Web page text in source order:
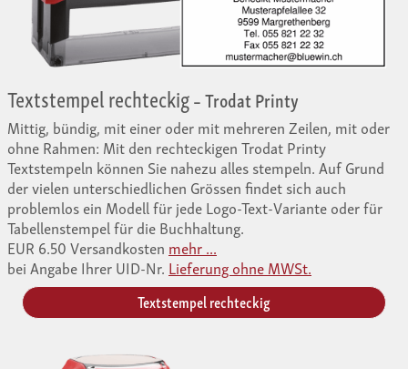
Textstempel rechteckig– Trodat Printy
Mittig, bündig, mit einer oder mit mehreren Zeilen, mit oder
ohne Rahmen: Mit den rechteckigen Trodat Printy
Textstempeln können Sie nahezu alles stempeln. Auf Grund
der vielen unterschiedlichen Grössen findet sich auch
problemlos ein Modell für jede Logo-Text-Variante oder für
Tabellenstempel für die Buchhaltung.
EUR 6.50 Versandkosten mehr ...
bei Angabe Ihrer UID-Nr. Lieferung ohne MWSt.
Textstempel rechteckig